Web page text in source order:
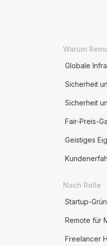
Warum
Globale
Sicherheit
Sicherheit
Fair-Preis-
Geistiges
Nach Rolle
Startup-
Remote für
Freelancer